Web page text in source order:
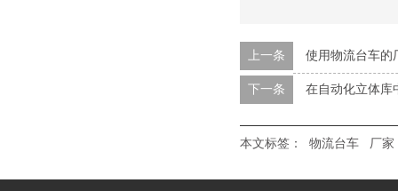
上一条 使用物流台车的
下一条 在自动化立体库
本文标签： 物流台车 厂家